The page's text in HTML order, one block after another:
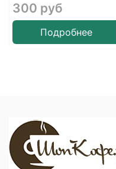
300 руб
Подробнее